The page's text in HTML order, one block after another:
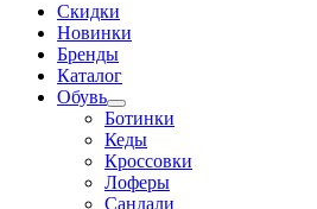
Скидки
Новинки
Бренды
Каталог
Обувь
Ботинки
Кеды
Кроссовки
Лоферы
Сандали